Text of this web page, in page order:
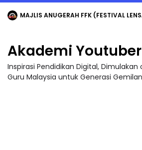
MAJLIS ANUGERAH FFK (FESTIVAL LENSA PENDIDIKAN - FLeP)
Akademi Youtuber
Inspirasi Pendidikan Digital, Dimulakan
Guru Malaysia untuk Generasi